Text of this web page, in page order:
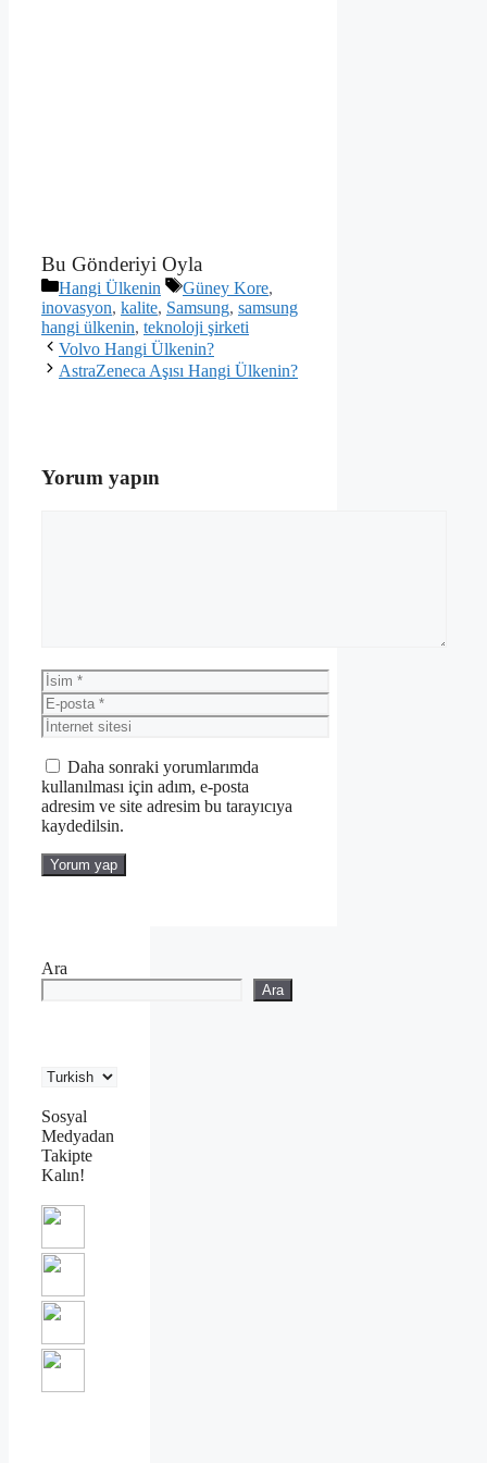
Bu Gönderiyi Oyla
Kategoriler
Hangi Ülkenin Etiketler
Güney Kore,
inovasyon, kalite, Samsung, samsung
hangi ülkenin, teknoloji şirketi
Volvo Hangi Ülkenin?
AstraZeneca Aşısı Hangi Ülkenin?
Yorum yapın
İsim
E-
posta
İnternet
sitesi
Daha sonraki yorumlarımda
kullanılması için adım, e-posta
adresim ve site adresim bu tarayıcıya
kaydedilsin.
Ara
Ara
Sosyal
Medyadan
Takipte
Kalın!